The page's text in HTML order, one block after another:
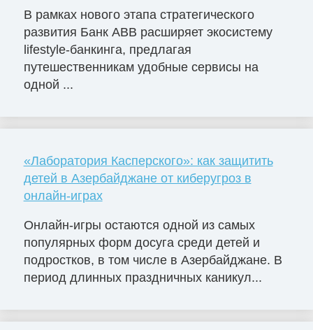
В рамках нового этапа стратегического
развития Банк ABB расширяет экосистему
lifestyle-банкинга, предлагая
путешественникам удобные сервисы на
одной ...
«Лаборатория Касперского»: как защитить
детей в Азербайджане от киберугроз в
онлайн-играх
Онлайн-игры остаются одной из самых
популярных форм досуга среди детей и
подростков, в том числе в Азербайджане. В
период длинных праздничных каникул...